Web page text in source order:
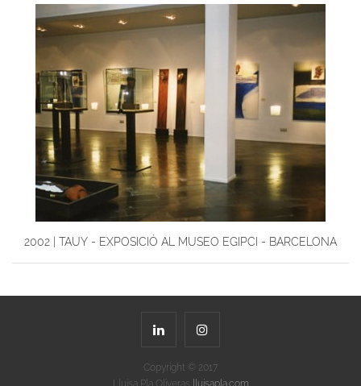
2002 | TAUY - EXPOSICIÓ AL MUSEO EGIPCI - BARCELONA
Copyright © 2017
Lluisa Pla Oliveras
lluisapla.com